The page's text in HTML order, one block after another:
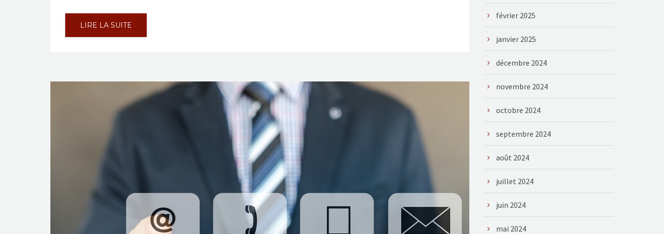
LIRE LA SUITE
février 2025
janvier 2025
décembre 2024
novembre 2024
octobre 2024
septembre 2024
août 2024
juillet 2024
juin 2024
mai 2024